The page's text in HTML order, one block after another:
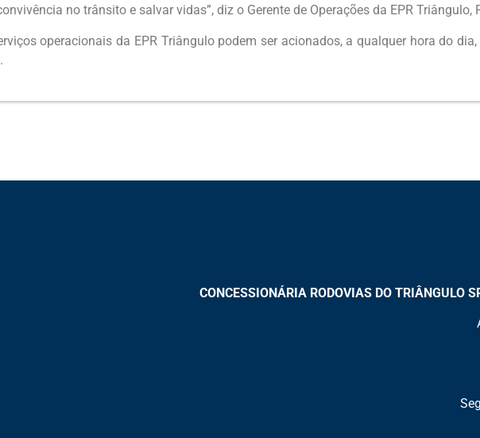
no trânsito e salvar vidas”, diz o Gerente de Operações da EPR Triângulo,
operacionais da EPR Triângulo podem ser acionados, a qualquer hora do
CONCESSIONÁRIA RODOVIAS DO